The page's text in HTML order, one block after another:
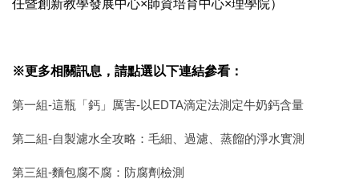
任暨創新教學發展中心×師資培育中心×理學院）
※更多相關訊息，請點選以下連結參看：
第一組-這瓶「鈣」厲害-以EDTA滴定法測定牛奶鈣含量
第二組-自製濾水全攻略：毛細、過濾、蒸餾的淨水實測
第三組-麵包腐不腐：防腐劑檢測